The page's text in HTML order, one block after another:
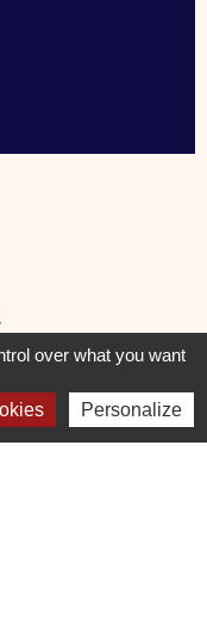
Légales–Cookies
over what you want
Personalize